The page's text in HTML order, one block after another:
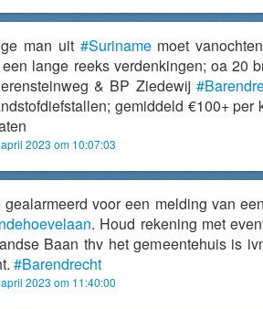
man uit #Surinamemoet
lange reeks verdenkingen; oa 20
& BP Ziedewij
gemiddeld €100+ per
2023 om 10:07:03
gealarmeerd voor een melding van
. Houd rekening met
Baan thv het gemeentehuis is
#Barendrecht
2023 om 11:40:00